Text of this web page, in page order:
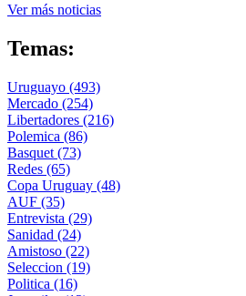
Ver más noticias
Temas:
Uruguayo (493)
Mercado (254)
Libertadores (216)
Polemica (86)
Basquet (73)
Redes (65)
Copa Uruguay (48)
AUF (35)
Entrevista (29)
Sanidad (24)
Amistoso (22)
Seleccion (19)
Politica (16)